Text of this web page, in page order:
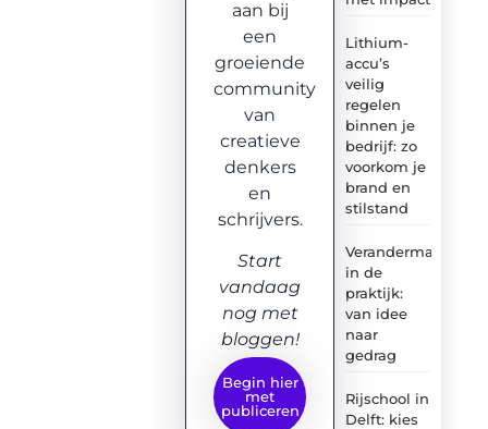
Lithium-
accu’s
veilig
regelen
binnen je
bedrijf: zo
voorkom je
brand en
stilstand
in de
praktijk:
van idee
naar
gedrag
Rijschool in
Delft: kies
aan bij
een
groeiende
community
van
creatieve
denkers
en
schrijvers.
Start
vandaag
nog met
bloggen!
Begin hier
met
publiceren